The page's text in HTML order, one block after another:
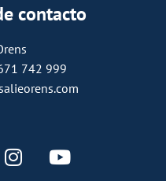
contacto
742 999